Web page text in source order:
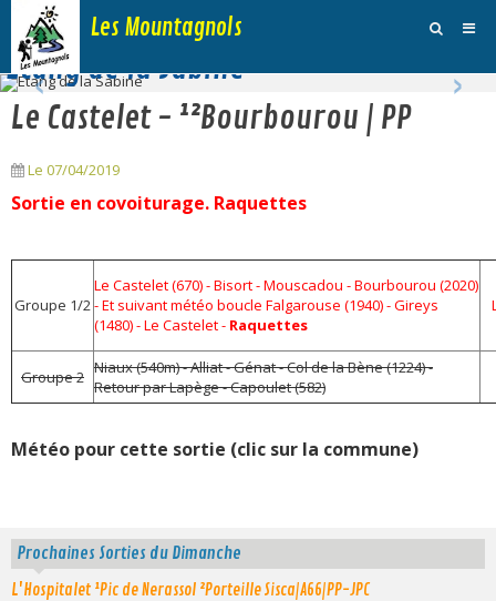
Les Mountagnols
Activités
Inscription Dimanche
Galerie Vidéos
Sites
Blog
Etang de la Sabine
‹ ›
Le Castelet - ¹²Bourbourou | PP
Le 07/04/2019
Sortie en covoiturage. Raquettes
Groupe 1/2
Le Castelet (670) - Bisort - Mouscadou - Bourbourou (2020)
- Et suivant météo boucle Falgarouse (1940) - Gireys
(1480) - Le Castelet - Raquettes
Groupe 2 Niaux (540m) - Alliat - Génat - Col de la Bène (1224) -
Retour par Lapège - Capoulet (582)
Météo pour cette sortie (clic sur la commune)
Prochaines Sorties du Dimanche
L'Hospitalet ¹Pic de Nerassol ²Porteille Sisca|A66|PP-JPC